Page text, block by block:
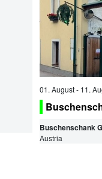
01. August- 11.
Buschenschank
Austria